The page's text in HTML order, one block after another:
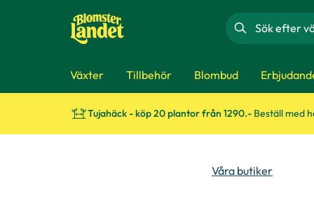
Sök
Växter Tillbehör Blombud
Tujahäck - köp 20 plantor från 1290.- Beställ med
Våra butiker